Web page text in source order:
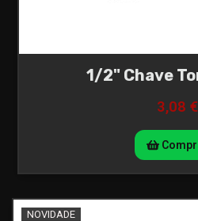
1/2" Chave
3,08 €
NOVIDADE